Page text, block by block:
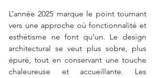
L’année 2025 marque le point tournant
vers une approche où fonctionnalité et
esthétisme ne font qu’un. Le design
architectural se veut plus sobre, plus
épuré, tout en conservant une touche
chaleureuse et accueillante. Les